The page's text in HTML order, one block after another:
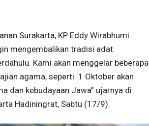
Surakarta, KP Eddy Wirabhumi
mengembalikan tradisi adat
Kami akan menggelar beberapa
agama, seperti 1 Oktober akan
dan kebudayaan Jawa” ujarnya di
Hadiningrat, Sabtu (17/9).